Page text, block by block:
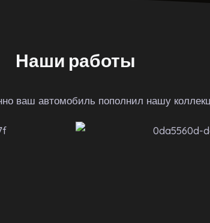
Наши работы
ваш автомобиль пополнил нашу